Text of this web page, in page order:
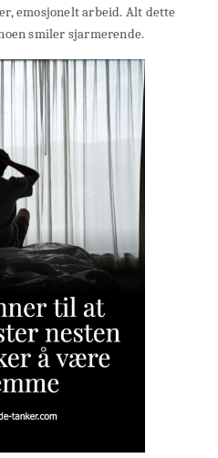
emosjonelt arbeid. Alt dette
smiler sjarmerende.